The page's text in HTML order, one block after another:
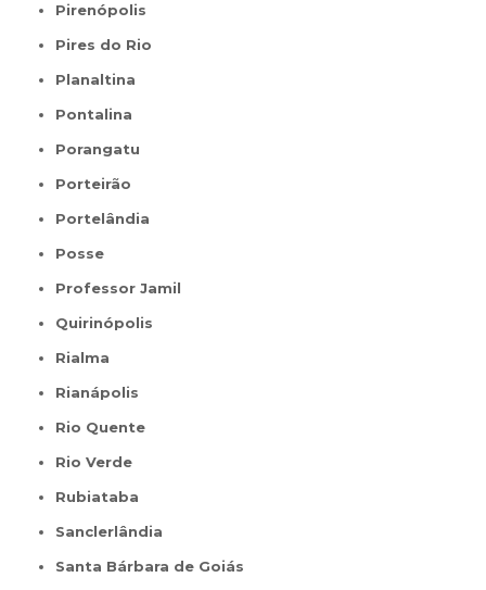
Pirenópolis
Pires do Rio
Planaltina
Pontalina
Porangatu
Porteirão
Portelândia
Posse
Professor Jamil
Quirinópolis
Rialma
Rianápolis
Rio Quente
Rio Verde
Rubiataba
Sanclerlândia
Santa Bárbara de Goiás